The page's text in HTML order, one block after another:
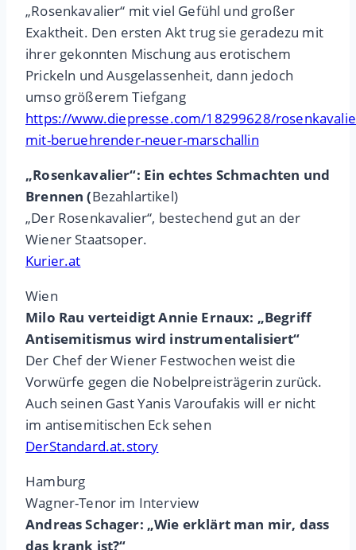
„Rosenkavalier“ mit viel Gefühl und großer
Exaktheit. Den ersten Akt trug sie geradezu mit
ihrer gekonnten Mischung aus erotischem
Prickeln und Ausgelassenheit, dann jedoch
umso größerem Tiefgang
https://www.diepresse.com/18299628/
mit-beruehrender-neuer-marschallin
„Rosenkavalier“: Ein echtes Schmachten und
Brennen (Bezahlartikel)
„Der Rosenkavalier“, bestechend gut an der
Wiener Staatsoper.
Kurier.at
Wien
Milo Rau verteidigt Annie Ernaux: „Begriff
Antisemitismus wird instrumentalisiert“
Der Chef der Wiener Festwochen weist die
Vorwürfe gegen die Nobelpreisträgerin zurück.
Auch seinen Gast Yanis Varoufakis will er nicht
im antisemitischen Eck sehen
DerStandard.at.story
Hamburg
Wagner-Tenor im Interview
Andreas Schager: „Wie erklärt man mir, dass
das krank ist?“